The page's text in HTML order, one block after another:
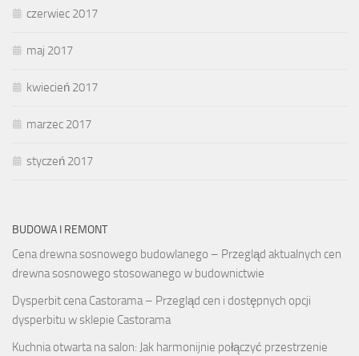
czerwiec 2017
maj 2017
kwiecień 2017
marzec 2017
styczeń 2017
BUDOWA I REMONT
Cena drewna sosnowego budowlanego – Przegląd aktualnych cen
drewna sosnowego stosowanego w budownictwie
Dysperbit cena Castorama – Przegląd cen i dostępnych opcji
dysperbitu w sklepie Castorama
Kuchnia otwarta na salon: Jak harmonijnie połączyć przestrzenie